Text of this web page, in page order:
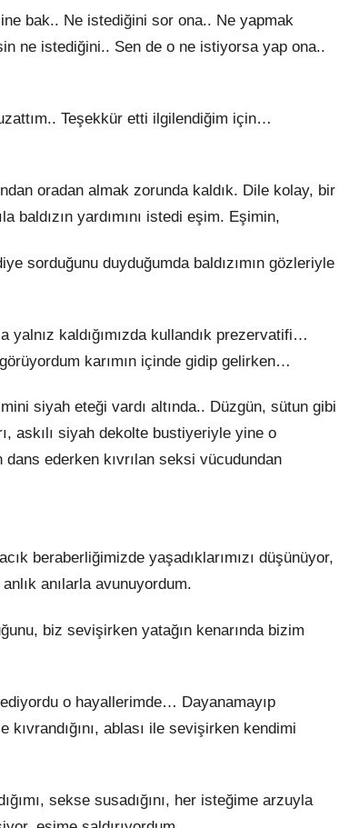
bak.. Ne istediğini sor ona.. Ne yapmak
ne istediğini.. Sen de o ne istiyorsa yap ona..
Teşekkür etti ilgilendiğim için…
oradan almak zorunda kaldık. Dile kolay, bir
yardımını istedi eşim. Eşimin,
sorduğunu duyduğumda baldızımın gözleriyle
kaldığımızda kullandık prezervatifi…
karımın içinde gidip gelirken…
siyah eteği vardı altında.. Düzgün, sütun gibi
askılı siyah dekolte bustiyeriyle yine o
ederken kıvrılan seksi vücudundan
beraberliğimizde yaşadıklarımızı düşünüyor,
anılarla avunuyordum.
biz sevişirken yatağın kenarında bizim
o hayallerimde… Dayanamayıp
kıvrandığını, ablası ile sevişirken kendimi
sekse susadığını, her isteğime arzuyla